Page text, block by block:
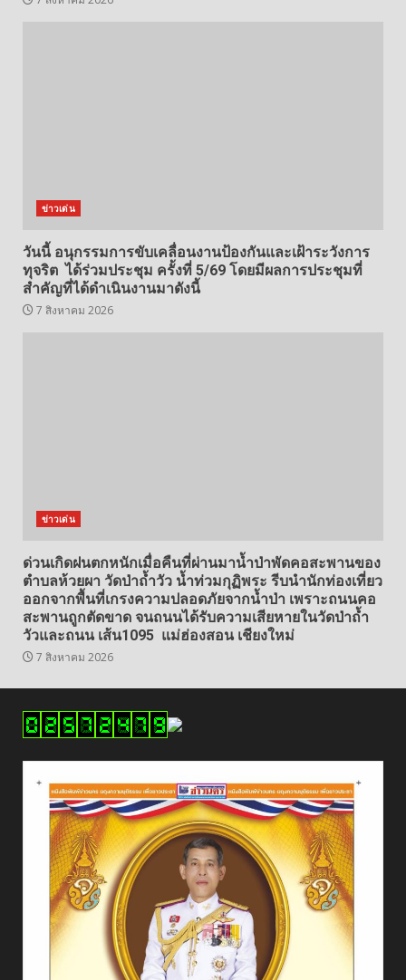
ข่าวเด่น
วันนี้ อนุกรรมการขับเคลื่อนงานป้องกันและเฝ้าระวังการ
ทุจริต ได้ร่วมประชุม ครั้งที่ 5/69 โดยมีผลการประชุมที่
สำคัญที่ได้ดำเนินงานมาดังนี้
7 สิงหาคม 2026
ข่าวเด่น
ด่วนเกิดฝนตกหนักเมื่อคืนที่ผ่านมาน้ำป่าพัดคอสะพานของ
ตำบลห้วยผา วัดป่าถ้ำวัว น้ำท่วมกุฏิพระ รีบนำนักท่องเที่ยว
ออกจากพื้นที่เกรงความปลอดภัยจากน้ำป่า เพราะถนนคอ
สะพานถูกตัดขาด จนถนนได้รับความเสียหายในวัดป่าถ้ำ
วัวและถนน เส้น1095 แม่ฮ่องสอน เชียงใหม่
7 สิงหาคม 2026